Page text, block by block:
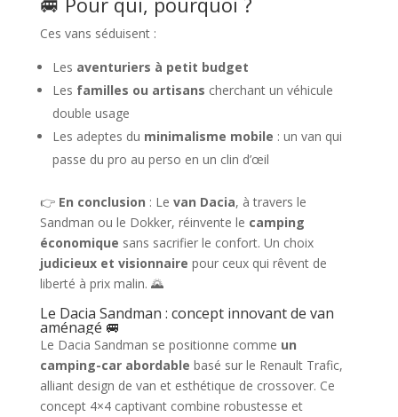
Ces vans séduisent :
Les aventuriers à petit budget
Les familles ou artisans cherchant un véhicule
double usage
Les adeptes du minimalisme mobile : un van qui
passe du pro au perso en un clin d’œil
👉 En conclusion : Le van Dacia, à travers le
Sandman ou le Dokker, réinvente le camping
économique sans sacrifier le confort. Un choix
judicieux et visionnaire pour ceux qui rêvent de
liberté à prix malin. 🌄
Le Dacia Sandman : concept innovant de van
aménagé 🚐
Le Dacia Sandman se positionne comme un
camping-car abordable basé sur le Renault Trafic,
alliant design de van et esthétique de crossover. Ce
concept 4×4 captivant combine robustesse et